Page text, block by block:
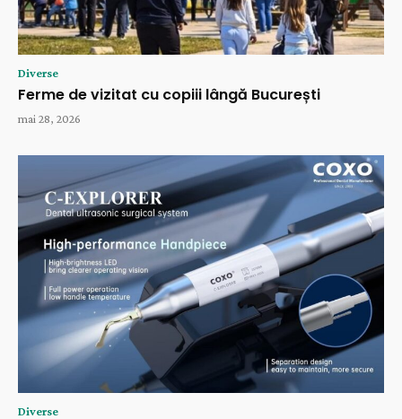
Diverse
Ferme de vizitat cu copiii lângă București
mai 28, 2026
Diverse